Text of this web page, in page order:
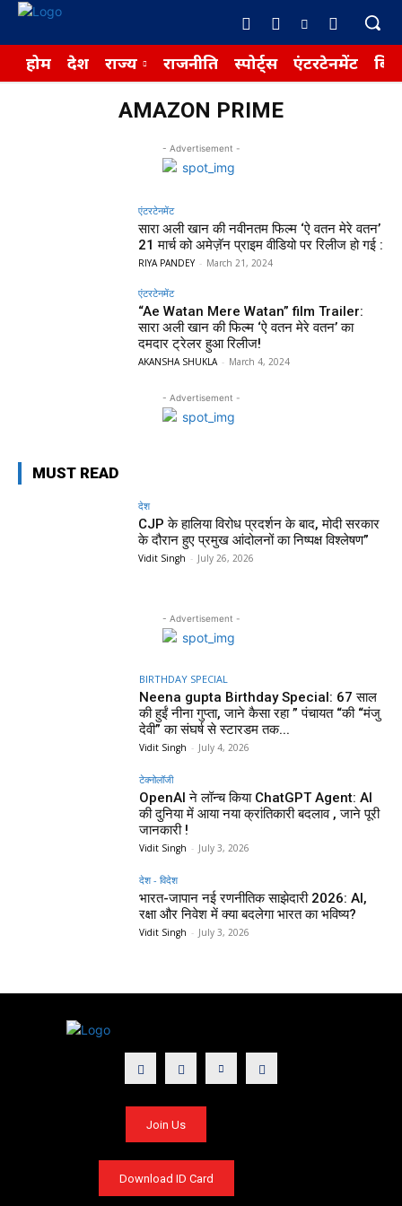
होम देश राज्य राजनीति स्पोर्ट्स एंटरटेनमेंट
AMAZON PRIME
- Advertisement -
एंटरटेनमेंट
सारा अली खान की नवीनतम फिल्म ‘ऐ वतन मेरे वतन’
21 मार्च को अमेज़ॅन प्राइम वीडियो पर रिलीज हो गई :
RIYA PANDEY - March 21, 2024
एंटरटेनमेंट
“Ae Watan Mere Watan” film Trailer:
सारा अली खान की फिल्म ‘ऐ वतन मेरे वतन’ का
दमदार ट्रेलर हुआ रिलीज!
AKANSHA SHUKLA - March 4, 2024
- Advertisement -
MUST READ
देश
CJP के हालिया विरोध प्रदर्शन के बाद, मोदी सरकार
के दौरान हुए प्रमुख आंदोलनों का निष्पक्ष विश्लेषण”
Vidit Singh - July 26, 2026
- Advertisement -
BIRTHDAY SPECIAL
Neena gupta Birthday Special: 67 साल
की हुईं नीना गुप्ता, जाने कैसा रहा ” पंचायत “की “मंजु
देवी” का संघर्ष से स्टारडम तक...
Vidit Singh - July 4, 2026
टेक्नोलॉजी
OpenAI ने लॉन्च किया ChatGPT Agent: AI
की दुनिया में आया नया क्रांतिकारी बदलाव , जाने पूरी
जानकारी !
Vidit Singh - July 3, 2026
देश - विदेश
भारत-जापान नई रणनीतिक साझेदारी 2026: AI,
रक्षा और निवेश में क्या बदलेगा भारत का भविष्य?
Vidit Singh - July 3, 2026
Join Us
Download ID Card